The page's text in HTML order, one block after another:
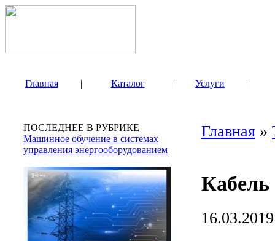
Главная | Каталог | Услуги |
ПОСЛЕДНЕЕ В РУБРИКЕ
Машинное обучение в системах
управления энергооборудованием
Главная »
16.03.2019